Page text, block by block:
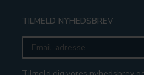
TILMELD NYHEDSBREV
Email-
adresse